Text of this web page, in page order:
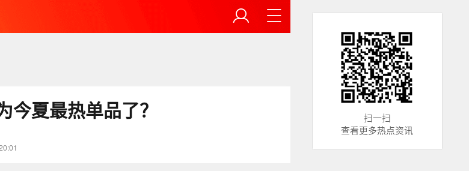
今夏最热单品了？
扫一扫
查看更多热点资讯